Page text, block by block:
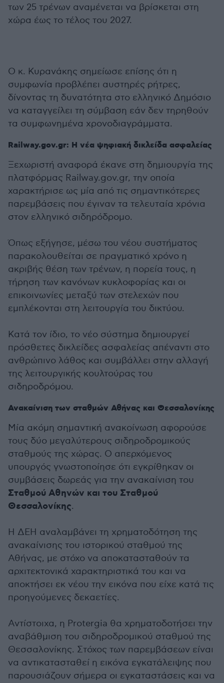
των 25 τρένων αναμένεται να βρίσκεται στη
χώρα έως το τέλος του 2027.
Ο κ. Κυρανάκης σημείωσε επίσης ότι η
συμφωνία προβλέπει αυστηρές ρήτρες,
δίνοντας τη δυνατότητα στο ελληνικό Δημόσιο
να καταγγείλει τη σύμβαση εάν δεν τηρηθούν
τα συμφωνημένα χρονοδιαγράμματα.
Railway.gov.gr: Η νέα ψηφιακή δικλείδα ασφαλείας
Ξεχωριστή αναφορά έκανε στη δημιουργία της
πλατφόρμας Railway.gov.gr, την οποία
χαρακτήρισε ως μία από τις σημαντικότερες
παρεμβάσεις που έγιναν τα τελευταία χρόνια
στον ελληνικό σιδηρόδρομο.
Όπως εξήγησε, μέσω του νέου συστήματος
παρακολουθείται σε πραγματικό χρόνο η
ακριβής θέση των τρένων, η πορεία τους, η
τήρηση των κανόνων κυκλοφορίας και οι
επικοινωνίες μεταξύ των στελεχών που
εμπλέκονται στη λειτουργία του δικτύου.
Κατά τον ίδιο, το νέο σύστημα δημιουργεί
πρόσθετες δικλείδες ασφαλείας απέναντι στο
ανθρώπινο λάθος και συμβάλλει στην αλλαγή
της λειτουργικής κουλτούρας του
σιδηροδρόμου.
Ανακαίνιση των σταθμών Αθήνας και Θεσσαλονίκης
Μία ακόμη σημαντική ανακοίνωση αφορούσε
τους δύο μεγαλύτερους σιδηροδρομικούς
σταθμούς της χώρας. Ο απερχόμενος
υπουργός γνωστοποίησε ότι εγκρίθηκαν οι
συμβάσεις δωρεάς για την ανακαίνιση του
Σταθμού Αθηνών και του Σταθμού
Θεσσαλονίκης.
Η ΔΕΗ αναλαμβάνει τη χρηματοδότηση της
ανακαίνισης του ιστορικού σταθμού της
Αθήνας, με στόχο να αποκατασταθούν τα
αρχιτεκτονικά χαρακτηριστικά του και να
αποκτήσει εκ νέου την εικόνα που είχε κατά τις
προηγούμενες δεκαετίες.
Αντίστοιχα, η Protergia θα χρηματοδοτήσει την
αναβάθμιση του σιδηροδρομικού σταθμού της
Θεσσαλονίκης. Στόχος των παρεμβάσεων είναι
να αντικατασταθεί η εικόνα εγκατάλειψης που
παρουσιάζουν σήμερα οι εγκαταστάσεις και να